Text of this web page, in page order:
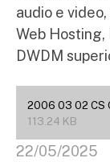
audio e
Web Hosting,
DWDM
2006 03 02 CS
113.24 KB
22/05/2025